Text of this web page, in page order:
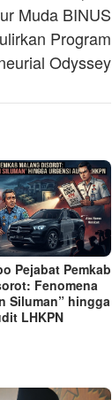
Muda BINUS
Program
Odyssey
Pejabat Pemkab
Fenomena
Siluman” hingga
LHKPN